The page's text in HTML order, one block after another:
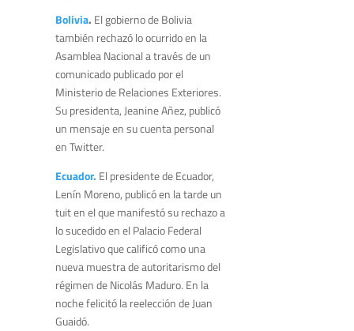
Bolivia. El gobierno de Bolivia
también rechazó lo ocurrido en la
Asamblea Nacional a través de un
comunicado publicado por el
Ministerio de Relaciones Exteriores.
Su presidenta, Jeanine Añez, publicó
un mensaje en su cuenta personal
en Twitter.
Ecuador. El presidente de Ecuador,
Lenín Moreno, publicó en la tarde un
tuit en el que manifestó su rechazo a
lo sucedido en el Palacio Federal
Legislativo que calificó como una
nueva muestra de autoritarismo del
régimen de Nicolás Maduro. En la
noche felicitó la reelección de Juan
Guaidó.